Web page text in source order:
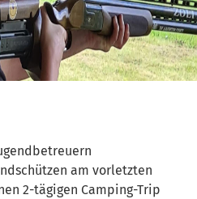
am vorletzten
2-tägigen Camping-Trip